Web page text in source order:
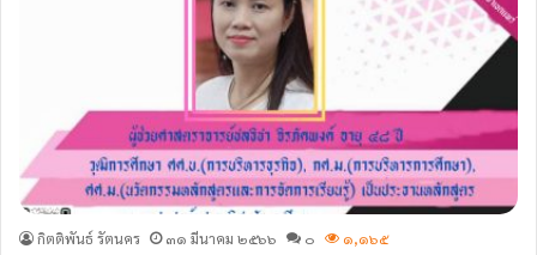
กิตติพันธ์ รัตนคร ๓๑ มีนาคม ๒๕๖๖ ๐ ๑,๑๖๕